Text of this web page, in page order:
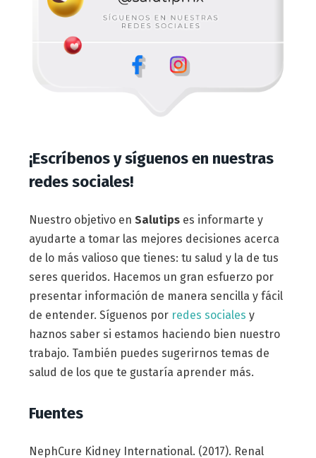
¡Escríbenos y síguenos en nuestras
redes sociales!
Nuestro objetivo en Salutipses informarte y
ayudarte a tomar las mejores decisiones acerca
de lo más valioso que tienes: tu salud y la de tus
seres queridos. Hacemos un gran esfuerzo por
presentar información de manera sencilla y fácil
de entender. Síguenos por redes sociales y
haznos saber si estamos haciendo bien nuestro
trabajo. También puedes sugerirnos temas de
salud de los que te gustaría aprender más.
Fuentes
NephCure Kidney International. (2017). Renal